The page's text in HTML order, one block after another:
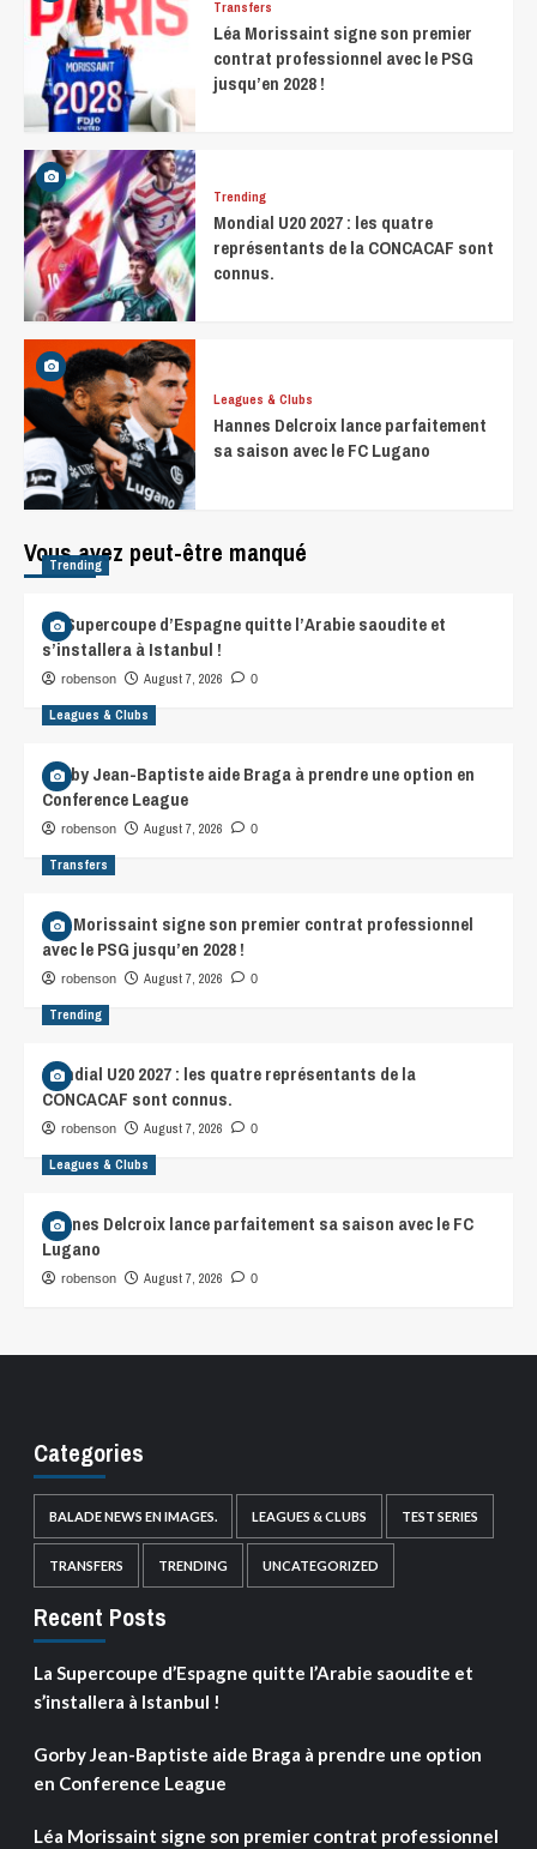
Transfers
Léa Morissaint signe son premier
contrat professionnel avec le PSG
jusqu’en 2028 !
Trending
Mondial U20 2027 : les quatre
représentants de la CONCACAF sont
connus.
Leagues & Clubs
Hannes Delcroix lance parfaitement
sa saison avec le FC Lugano
Vous avez peut-être manqué
Trending
La Supercoupe d’Espagne quitte l’Arabie saoudite et
s’installera à Istanbul !
robenson August 7, 2026 0
Leagues & Clubs
Gorby Jean-Baptiste aide Braga à prendre une option en
Conference League
robenson August 7, 2026 0
Transfers
Léa Morissaint signe son premier contrat professionnel
avec le PSG jusqu’en 2028 !
robenson August 7, 2026 0
Trending
Mondial U20 2027 : les quatre représentants de la
CONCACAF sont connus.
robenson August 7, 2026 0
Leagues & Clubs
Hannes Delcroix lance parfaitement sa saison avec le FC
Lugano
robenson August 7, 2026 0
Categories
BALADE NEWS EN IMAGES. LEAGUES & CLUBS TEST SERIES
TRANSFERS TRENDING UNCATEGORIZED
Recent Posts
La Supercoupe d’Espagne quitte l’Arabie saoudite et
s’installera à Istanbul !
Gorby Jean-Baptiste aide Braga à prendre une option
en Conference League
Léa Morissaint signe son premier contrat professionnel